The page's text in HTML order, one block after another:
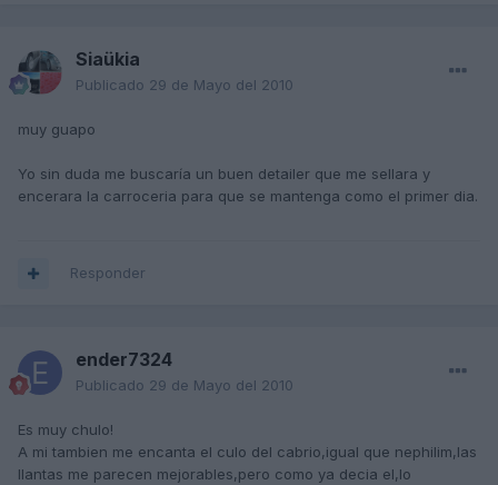
Siaükia
Publicado 29 de Mayo del 2010
muy guapo
Yo sin duda me buscaría un buen detailer que me sellara y
encerara la carroceria para que se mantenga como el primer dia.
Responder
ender7324
Publicado 29 de Mayo del 2010
Es muy chulo!
A mi tambien me encanta el culo del cabrio,igual que nephilim,las
llantas me parecen mejorables,pero como ya decia el,lo